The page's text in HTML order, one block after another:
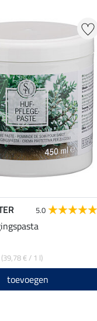
5.0
(39,78 € / 1 l)
toevoegen